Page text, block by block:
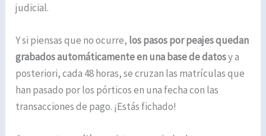
judicial.
Y si piensas que no ocurre, los pasos por peajes quedan
grabados automáticamente en una base de datosy a
posteriori, cada 48 horas, se cruzan las matrículas que
han pasado por los pórticos en una fecha con las
transacciones de pago. ¡Estás fichado!